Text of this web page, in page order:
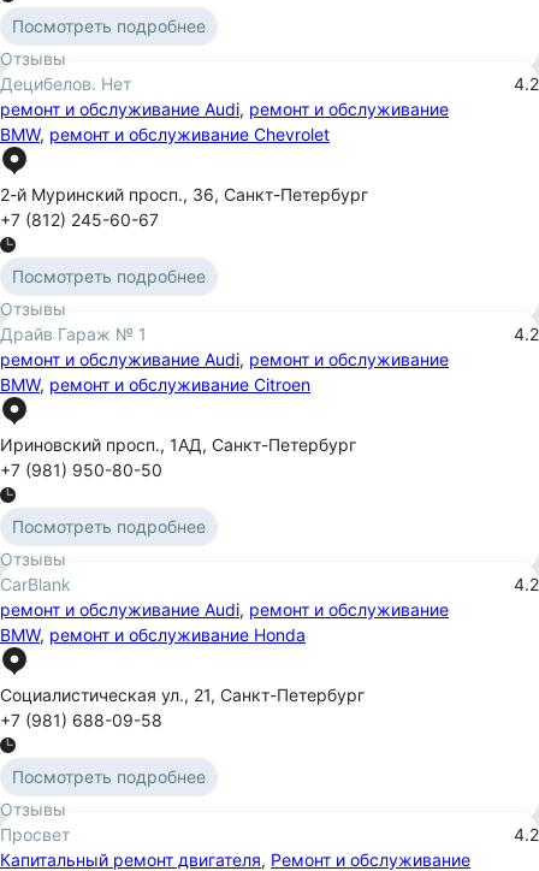
Посмотреть подробнее
Отзывы
Децибелов. Нет
4.2
ремонт и обслуживание Audi, ремонт и обслуживание
BMW, ремонт и обслуживание Chevrolet
2-й Муринский просп., 36, Санкт-Петербург
+7 (812) 245-60-67
Посмотреть подробнее
Отзывы
Драйв Гараж № 1
4.2
ремонт и обслуживание Audi, ремонт и обслуживание
BMW, ремонт и обслуживание Citroen
Ириновский просп., 1АД, Санкт-Петербург
+7 (981) 950-80-50
Посмотреть подробнее
Отзывы
CarBlank
4.2
ремонт и обслуживание Audi, ремонт и обслуживание
BMW, ремонт и обслуживание Honda
Социалистическая ул., 21, Санкт-Петербург
+7 (981) 688-09-58
Посмотреть подробнее
Отзывы
Просвет
4.2
Капитальный ремонт двигателя, Ремонт и обслуживание